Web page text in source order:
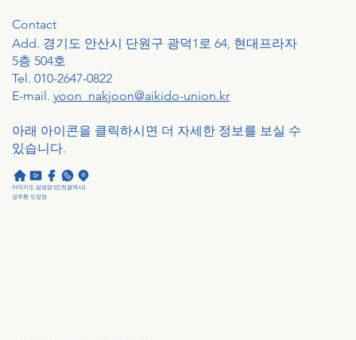
Contact
Add. 경기도 안산시 단원구 광덕1로 64, 현대프라자
5층 504호
Tel. 010-2647-0822
E-mail. yoon_nakjoon@aikido-union.kr
​아래 아이콘을 클릭하시면 더 자세한 정보를 보실 수
있습니다.
아이키도 삼성당 (인천광역시)
성주환 도장장